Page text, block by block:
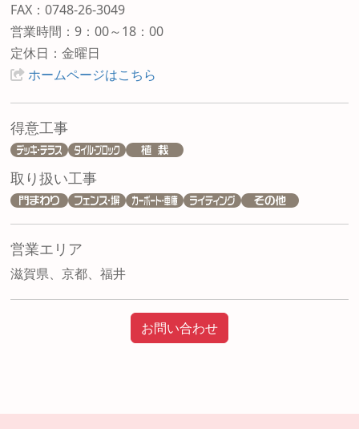
FAX：0748-26-3049
営業時間：9：00～18：00
定休日：金曜日
ホームページはこちら
得意工事
取り扱い工事
営業エリア
滋賀県、京都、福井
お問い合わせ